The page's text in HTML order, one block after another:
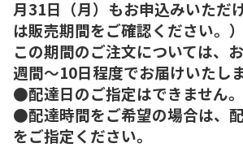
月31日（月）もお申込みいただ
は販売期間をご確認ください。）
この期間のご注文については、
週間～10日程度でお届けいたしま
●配達日のご指定はできません。
●配達時間をご希望の場合は、
をご指定ください。